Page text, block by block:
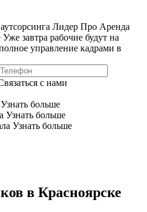
Лидер Про Аренда
Уже завтра рабочие будут на
управление кадрами в
с нами
Узнать больше
Узнать больше
Узнать больше
в Красноярске